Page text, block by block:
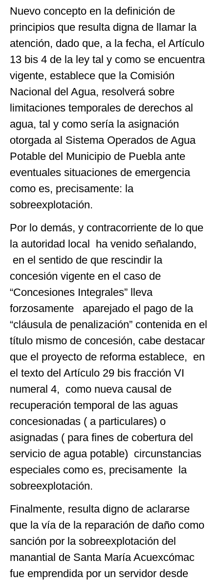
Nuevo concepto en la definición de
principios que resulta digna de llamar la
atención, dado que, a la fecha, el Artículo
13 bis 4 de la ley tal y como se encuentra
vigente, establece que la Comisión
Nacional del Agua, resolverá sobre
limitaciones temporales de derechos al
agua, tal y como sería la asignación
otorgada al Sistema Operados de Agua
Potable del Municipio de Puebla ante
eventuales situaciones de emergencia
como es, precisamente: la
sobreexplotación.
Por lo demás, y contracorriente de lo que
la autoridad local ha venido señalando,
en el sentido de que rescindir la
concesión vigente en el caso de
“Concesiones Integrales” lleva
forzosamente aparejado el pago de la
“cláusula de penalización” contenida en el
título mismo de concesión, cabe destacar
que el proyecto de reforma establece, en
el texto del Artículo 29 bis fracción VI
numeral 4, como nueva causal de
recuperación temporal de las aguas
concesionadas ( a particulares) o
asignadas ( para fines de cobertura del
servicio de agua potable) circunstancias
especiales como es, precisamente la
sobreexplotación.
Finalmente, resulta digno de aclararse
que la vía de la reparación de daño como
sanción por la sobreexplotación del
manantial de Santa María Acuexcómac
fue emprendida por un servidor desde